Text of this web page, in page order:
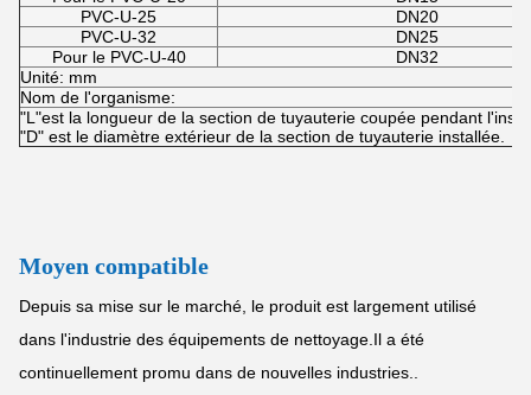
PVC-U-25
DN20
PVC-U-32
DN25
Pour le PVC-U-40
DN32
Unité: mm
Nom de l'organisme:
"L"est la longueur de la section de tuyauterie coupée pendant
"D" est le diamètre extérieur de la section de tuyauterie installée.
Moyen compatible
Depuis sa mise sur le marché, le produit est largement utilisé
dans l'industrie des équipements de nettoyage.Il a été
continuellement promu dans de nouvelles industries..